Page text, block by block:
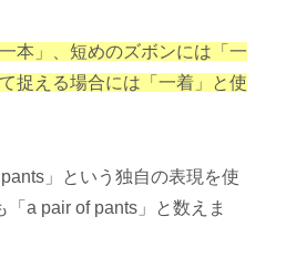
本」、短めのズボンには「一
捉える場合には「一着」と使
」という独自の表現を使
a pair of pants」と数えま